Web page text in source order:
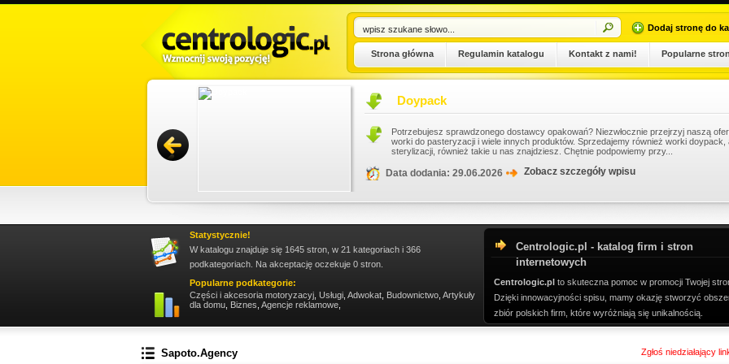
Dodaj stronę do
Strona główna Regulamin katalogu Kontakt z nami! Popularne
trzeba zareklamować się w sieci. Jest to
i docierać z propozycjami do wielkiego
Doypack
Potrzebujesz sprawdzonego dostawcy opakowań? Niezwłocznie przejrzyj naszą
worki do pasteryzacji i wiele innych produktów. Sprzedajemy również worki
sterylizacji, również takie u nas znajdziesz. Chętnie podpowiemy przy...
Data dodania: 29.06.2026 Zobacz szczegóły wpisu
Centrologic.pl - katalog firm i stron
internetowych
Centrologic.pl to skuteczna pomoc w promocji Twojej
Dzięki innowacyjności spisu, mamy okazję stworzyć
zbiór polskich firm, które wyróżniają się unikalnością.
Statystycznie!
W katalogu znajduje się 1645 stron, w 21 kategoriach i 366
podkategoriach. Na akceptację oczekuje 0 stron.
Popularne podkategorie:
Części i akcesoria motoryzacyj Usługi Adwokat Budownictwo Artykuły
dla domu Biznes Agencje reklamowe
Sapoto.Agency Zgłoś niedziałający